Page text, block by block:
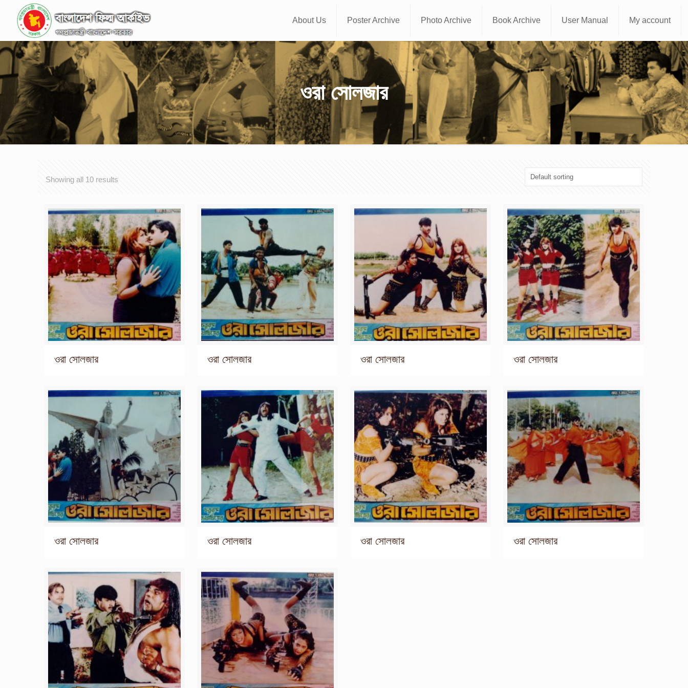
About Us Poster Archive Photo Archive Book Archive User Manual My account
ওরা সোলজার
Showing all 10 results
ওরা সোলজার ওরা সোলজার ওরা সোলজার ওরা সোলজার
ওরা সোলজার ওরা সোলজার ওরা সোলজার ওরা সোলজার